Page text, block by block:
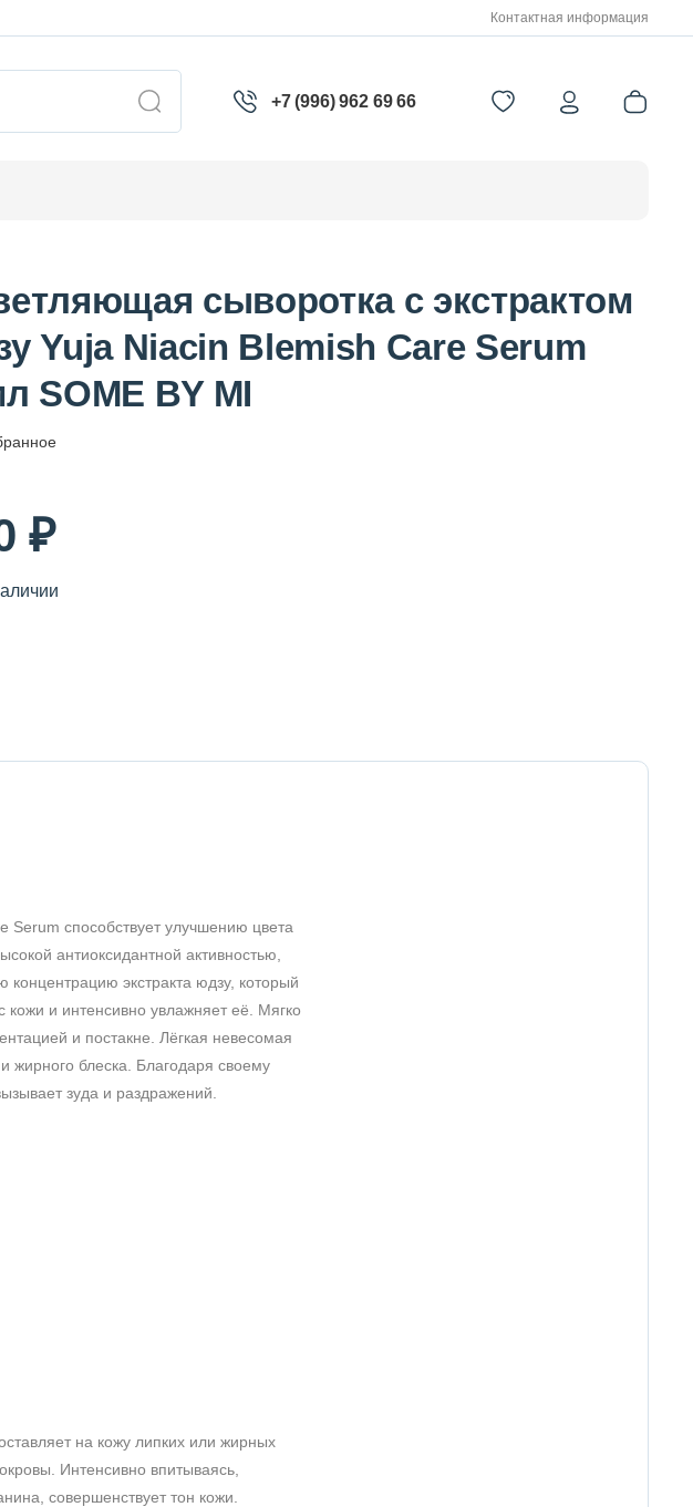
Контактная информация
+7 (996) 962 69 66
сыворотка с экстрактом
Yuja Niacin Blemish Care Serum
SOME BY MI
₽
Serum способствует улучшению цвета
антиоксидантной активностью,
концентрацию экстракта юдзу, который
и интенсивно увлажняет её. Мягко
и постакне. Лёгкая невесомая
жирного блеска. Благодаря своему
зуда и раздражений.
на кожу липких или жирных
Интенсивно впитываясь,
совершенствует тон кожи.